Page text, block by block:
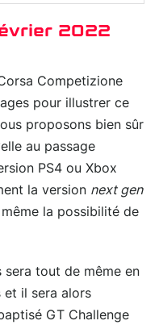
2022
Competizione
pour illustrer ce
proposons bien sûr
au passage
PS4 ou Xbox
la version next gen
la possibilité de
sera tout de même en
et il sera alors
GT Challenge